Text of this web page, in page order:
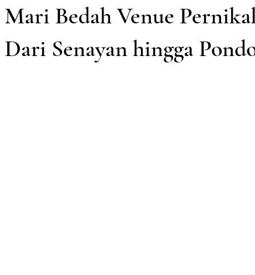
Konsep Pernikahan Dekorasi Pernikahan
Mari Bedah Venue
Dari Senayan hingga